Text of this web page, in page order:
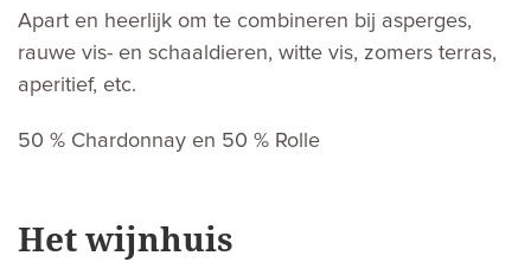
Apart en heerlijk om te combineren bij asperges,
rauwe vis- en schaaldieren, witte vis, zomers terras,
aperitief, etc.
50 % Chardonnay en 50 % Rolle
Het wijnhuis